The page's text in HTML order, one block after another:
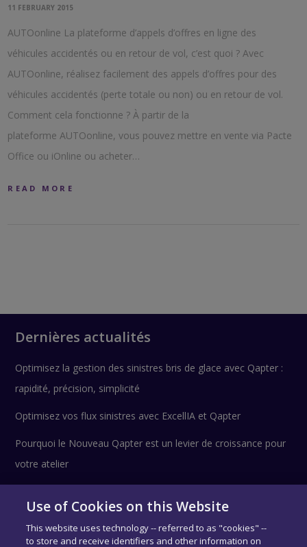
11 FEBRUARY 2015
AUTOonline La plateforme d’appels d’offres en ligne des
véhicules accidentés ou en retour de vol, c’est quoi ? Avec
AUTOonline, réalisez facilement des appels d’offres pour des
véhicules accidentés (perte totale ou non) ou en retour de vol.
Comment cela fonctionne ? À partir de la
plateforme AUTOonline, vous pouvez mettre en vente via Pacte
Office ou iOnline ou acheter…
READ MORE
Dernières actualités
Optimisez la gestion des sinistres bris de glace avec Qapter :
rapidité, précision, simplicité
Optimisez vos flux sinistres avec ExcellIA et Qapter
Pourquoi le Nouveau Qapter est un levier de croissance pour
votre atelier
Suivez-nous !
Use of Cookies on this Website
This website uses technology -- referred to as "cookies" --
to store and receive identifiers and other information on